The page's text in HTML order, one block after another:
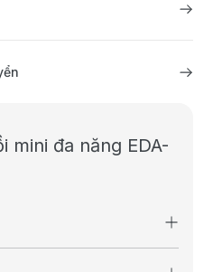
mini đa năng EDA-